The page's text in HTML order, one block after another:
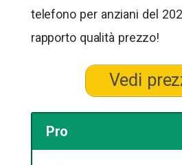
telefono per anziani del
rapporto qualità prezzo!
Vedi
Pro